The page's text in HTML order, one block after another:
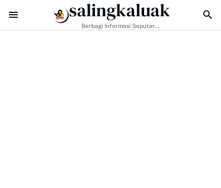
Data Sosial Jadi Kunci, Hj. Aida Dorong Nagari Aktif Pastikan
salingkaluak
Berbagi Informasi Seputar